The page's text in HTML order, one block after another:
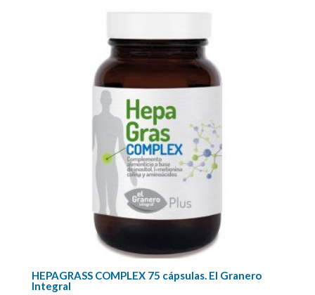
HEPAGRASS COMPLEX 75 cápsulas. El Granero
Integral